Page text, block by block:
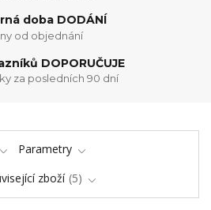
doba DODÁNÍ
od objednání
DOPORUČUJE
za posledních 90 dní
Parametry
zboží 5